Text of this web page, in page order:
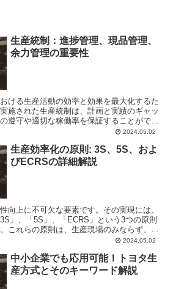
生産統制：進捗管理、現品管理、
余力管理の重要性
ける生産活動の効率と効果を最大化するた
施された生産統制は、計画と実績のギャッ
遵守や適切な稼働率を保証することができ
制の3つの主要な構成要素である...2024.05.02
生産効率化の原則: 3S、5S、およ
びECRSの詳細解説
向上に不可欠な要素です。その実現には、
」、「5S」、「ECRS」という3つの原則
これらの原則は、生産現場のみならず、オ
2024.05.02
中小企業でも応用可能！トヨタ生
産方式とそのキーワード解説